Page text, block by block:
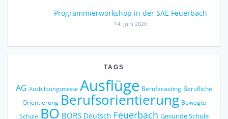
Programmierworkshop in der SAE Feuerbach
14. Juni 2026
TAGS
AG Ausbildungsmesse Ausflüge Berufecasting Berufliche
Orientierung Berufsorientierung Bewegte
Schule BO BORS Deutsch Feuerbach Gesunde Schule